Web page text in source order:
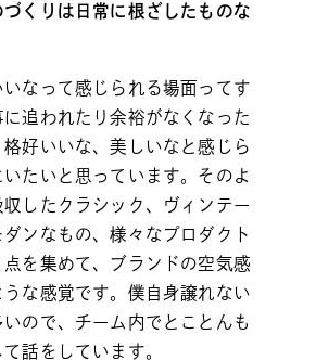
くりは日常に根ざしたものな
なって感じられる場面ってす
に追われたり余裕がなくなった
格好いいな、美しいなと感じら
たいと思っています。そのよ
収したクラシック、ヴィンテー
ンなもの、様々なプロダクト
を集めて、ブランドの空気感
な感覚です。僕自身譲れない
ので、チーム内でとことんも
話をしています。